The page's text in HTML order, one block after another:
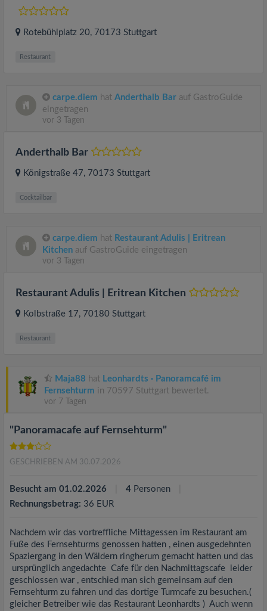
Rotebühlplatz 20, 70173 Stuttgart
Restaurant
carpe.diem hat Anderthalb Bar auf GastroGuide
eingetragen
vor 3 Tagen
Anderthalb Bar
Königstraße 47, 70173 Stuttgart
Cocktailbar
carpe.diem hat Restaurant Adulis | Eritrean
Kitchen auf GastroGuide eingetragen
vor 3 Tagen
Restaurant Adulis | Eritrean Kitchen
Kolbstraße 17, 70180 Stuttgart
Restaurant
Maja88 hat Leonhardts · Panoramcafé im
Fernsehturm in 70597 Stuttgart bewertet.
vor 7 Tagen
"Panoramacafe auf Fernsehturm"
GESCHRIEBEN AM 30.07.2026
Besucht am 01.02.2026 4 Personen
Rechnungsbetrag: 36 EUR
Nachdem wir das vortreffliche Mittagessen im Restaurant am
Fuße des Fernsehturms genossen hatten , einen ausgedehnten
Spaziergang in den Wäldern ringherum gemacht hatten und das
ursprünglich angedachte Cafe für den Nachmittagscafe leider
geschlossen war , entschied man sich gemeinsam auf den
Fernsehturm zu fahren und das dortige Turmcafe zu besuchen.(
gleicher Betreiber wie das Restaurant Leonhardts ) Auch wenn